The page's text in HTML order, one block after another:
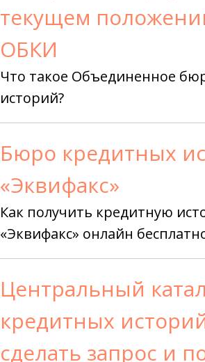
текущем
ОБКИ
Что такое Объединенное
историй?
Бюро кредитных
«Эквифакс»
Как получить кредитную
«Эквифакс» онлайн
Центральный
кредитных
сделать запрос и